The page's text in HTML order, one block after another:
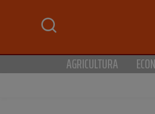
AGRICULTURA